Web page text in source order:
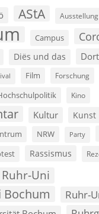
AStA Ausstellung
Campus
Diës und das
Film Forschung
Kino
Kultur Kunst
NRW Party
Rassismus
Ruhr-Uni
Bochum Ruhr-